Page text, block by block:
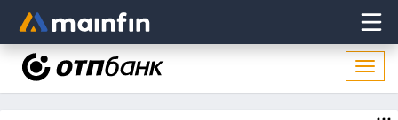
Главное меню